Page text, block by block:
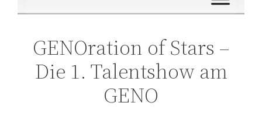
GENOration of Stars –
Die 1. Talentshow am
GENO